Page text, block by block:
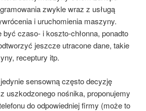
zwykle wraz z usługą
i uruchomienia maszyny.
czaso- i koszto-chłonna, ponadto
jeszcze utracone dane, takie
receptury itp.
sensowną często decyzję
uszkodzonego nośnika, proponujemy
do odpowiedniej firmy (może to